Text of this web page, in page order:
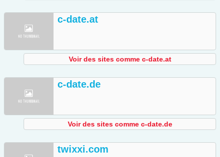
c-date.at
Voir des sites comme c-date.at
c-date.de
Voir des sites comme c-date.de
twixxi.com